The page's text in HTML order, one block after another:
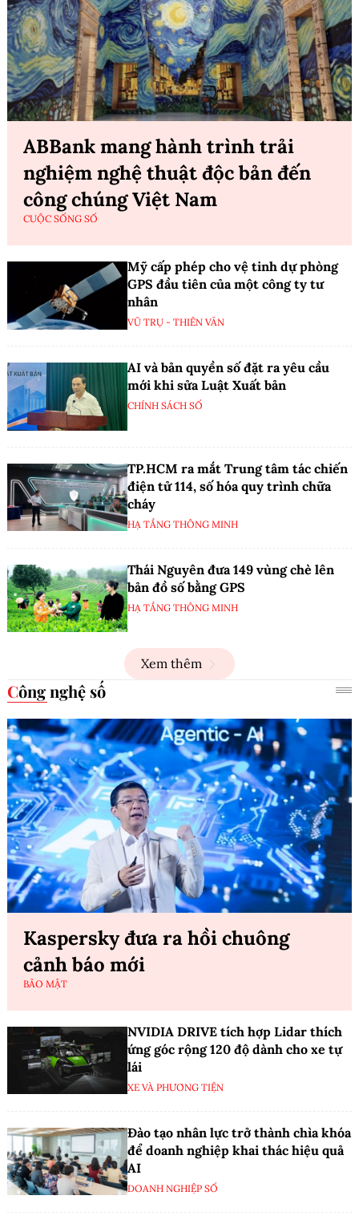
ABBank mang hành trình trải
nghiệm nghệ thuật độc bản đến
công chúng Việt Nam
CUỘC SỐNG SỐ
Mỹ cấp phép cho vệ tinh dự phòng
GPS đầu tiên của một công ty tư
nhân
VŨ TRỤ - THIÊN VĂN
AI và bản quyền số đặt ra yêu cầu
mới khi sửa Luật Xuất bản
CHÍNH SÁCH SỐ
TP.HCM ra mắt Trung tâm tác chiến
điện tử 114, số hóa quy trình chữa
cháy
HẠ TẦNG THÔNG MINH
Thái Nguyên đưa 149 vùng chè lên
bản đồ số bằng GPS
HẠ TẦNG THÔNG MINH
Xem thêm
Công nghệ số
Kaspersky đưa ra hồi chuông
cảnh báo mới
BẢO MẬT
NVIDIA DRIVE tích hợp Lidar thích
ứng góc rộng 120 độ dành cho xe tự
lái
XE VÀ PHƯƠNG TIỆN
Đào tạo nhân lực trở thành chìa khóa
để doanh nghiệp khai thác hiệu quả
AI
DOANH NGHIỆP SỐ